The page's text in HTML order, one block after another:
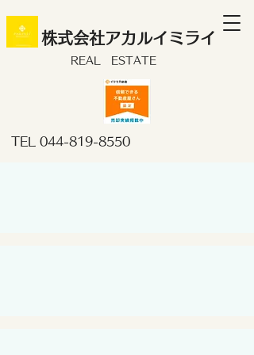
株式会社アカルイミライ
REAL ESTATE
TEL 044-819-8550